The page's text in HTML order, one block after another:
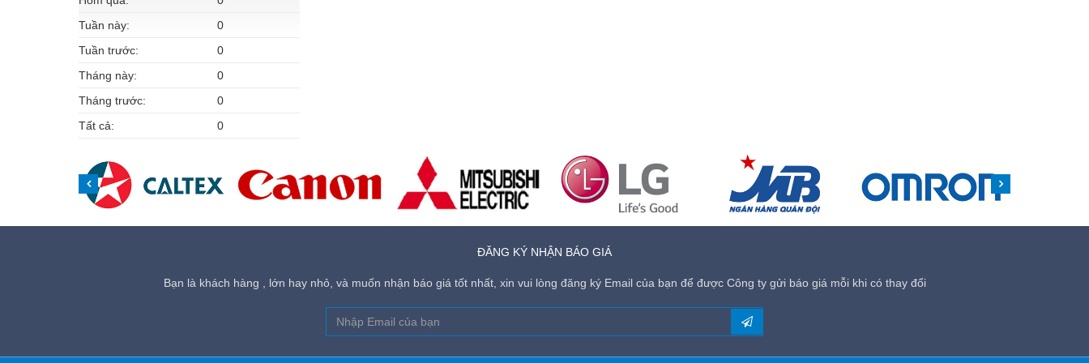
Tuần này:
0
Tuần trước:
0
Tháng này:
0
Tháng trước:
0
Tất cả:
0
ĐĂNG KÝ NHẬN BÁO GIÁ
Bạn là khách hàng , lớn hay nhỏ, và muốn nhận báo giá tốt nhất, xin vui lòng đăng ký Email của bạn để được Công ty gửi báo giá mỗi khi có thay đổi